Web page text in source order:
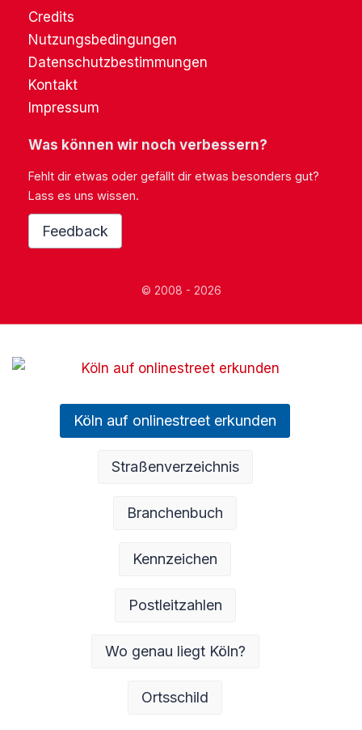
Credits
Nutzungsbedingungen
Datenschutzbestimmungen
Kontakt
Impressum
Was können wir noch verbessern?
Fehlt dir etwas oder gefällt dir etwas besonders gut?
Lass es uns wissen.
Feedback
© 2008 - 2026
Köln auf onlinestreet erkunden
Straßenverzeichnis
Branchenbuch
Kennzeichen
Postleitzahlen
Wo genau liegt Köln?
Ortsschild